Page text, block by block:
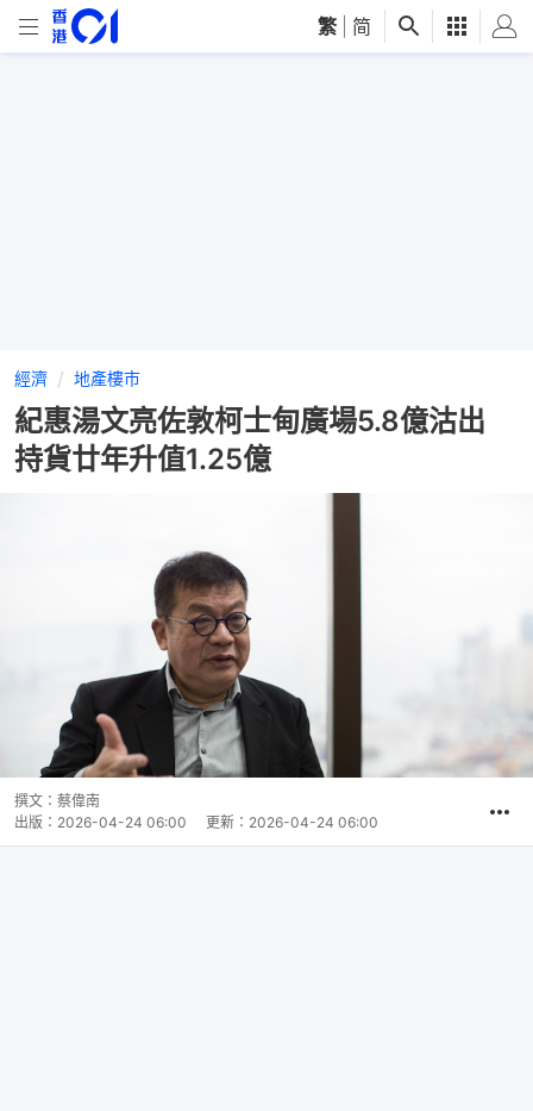
繁 简
經濟 地產樓市
紀惠湯文亮佐敦柯士甸廣場5.8億沽出
持貨廿年升值1.25億
撰文： 蔡偉南
出版： 2026-04-24 06:00 更新： 2026-04-24 06:00